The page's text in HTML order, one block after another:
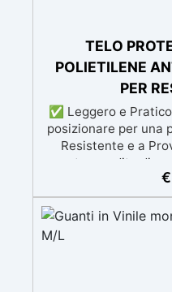
TELO
POLIETILENE
PER
✅ Leggero e
posizionare per una
Resistente e a
contro perdite di
Divisibile e
parti più piccole
superfici. ✅
da pulire e utilizzare
€